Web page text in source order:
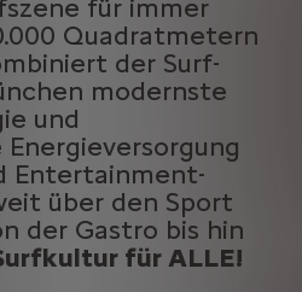
für immer
Quadratmetern
der Surf-
modernste
und
Entertainment-
über den Sport
der Gastro bis hin
für ALLE!